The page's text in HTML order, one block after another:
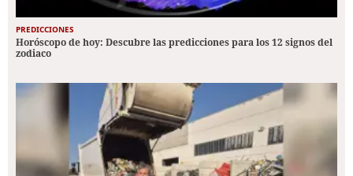
PREDICCIONES
Horóscopo de hoy: Descubre las predicciones para los 12 signos del
zodiaco